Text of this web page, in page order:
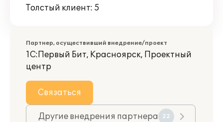
Толстый клиент: 5
Партнер, осуществивший внедрение/проект
1С:Первый Бит, Красноярск, Проектный
центр
Связаться
Другие внедрения партнера 22